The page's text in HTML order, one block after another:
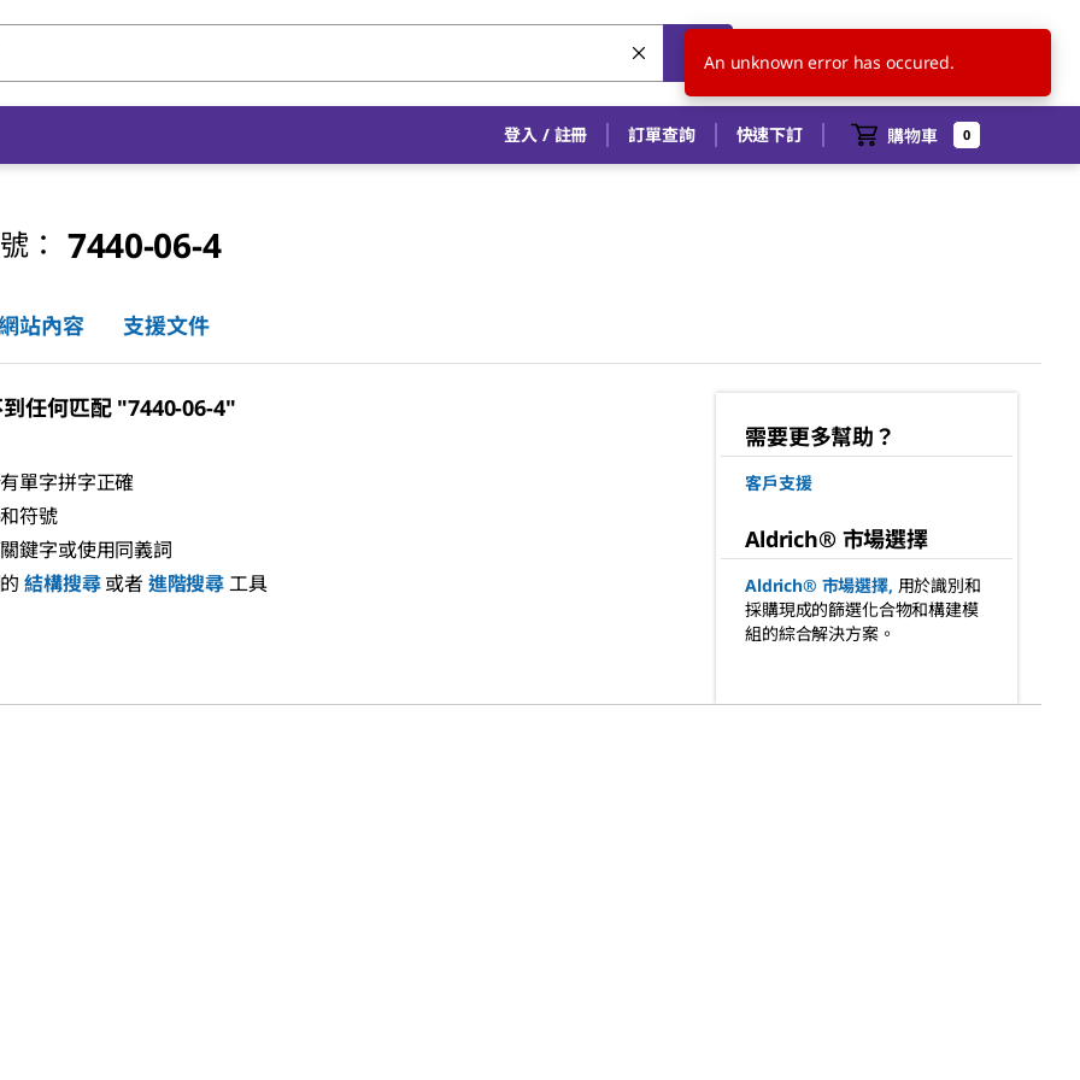
TW ZH
登入 / 註冊 訂單查詢 快速下訂 購物車 0
： 7440-06-4
站內容 支援文件
任何匹配 "7440-06-4"
單字拼字正確
符號
鍵字或使用同義詞
結構搜尋或者進階搜尋工具
需要更多幫助？
客戶支援
Aldrich® 市場選擇
Aldrich® 市場選擇, 用於識別和
採購現成的篩選化合物和構建模
組的綜合解決方案。
An unknown error has occured.